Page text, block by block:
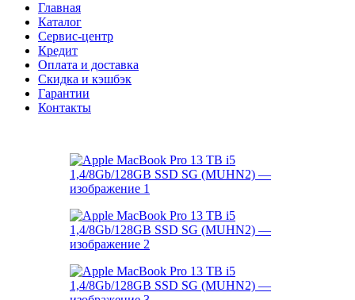
Главная
Каталог
Сервис-центр
Кредит
Оплата и доставка
Скидка и кэшбэк
Гарантии
Контакты